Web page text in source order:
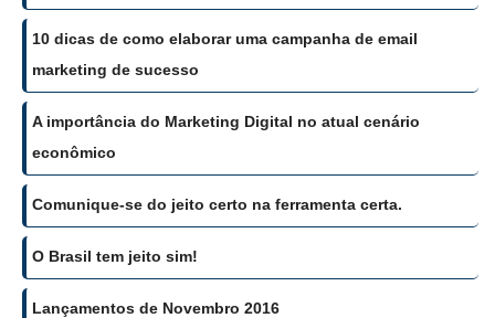
10 dicas de como elaborar uma campanha de email
marketing de sucesso
A importância do Marketing Digital no atual cenário
econômico
Comunique-se do jeito certo na ferramenta certa.
O Brasil tem jeito sim!
Lançamentos de Novembro 2016